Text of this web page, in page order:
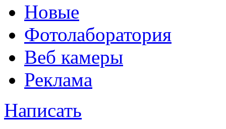
Новые
Фотолаборатория
Веб камеры
Реклама
Написать